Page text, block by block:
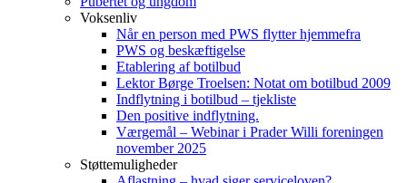
Voksenliv
Når en person med PWS flytter hjemmefra
PWS og beskæftigelse
Etablering af botilbud
Lektor Børge Troelsen: Notat om botilbud 2009
Indflytning i botilbud – tjekliste
Den positive indflytning.
Værgemål – Webinar i Prader Willi foreningen
november 2025
Støttemuligheder